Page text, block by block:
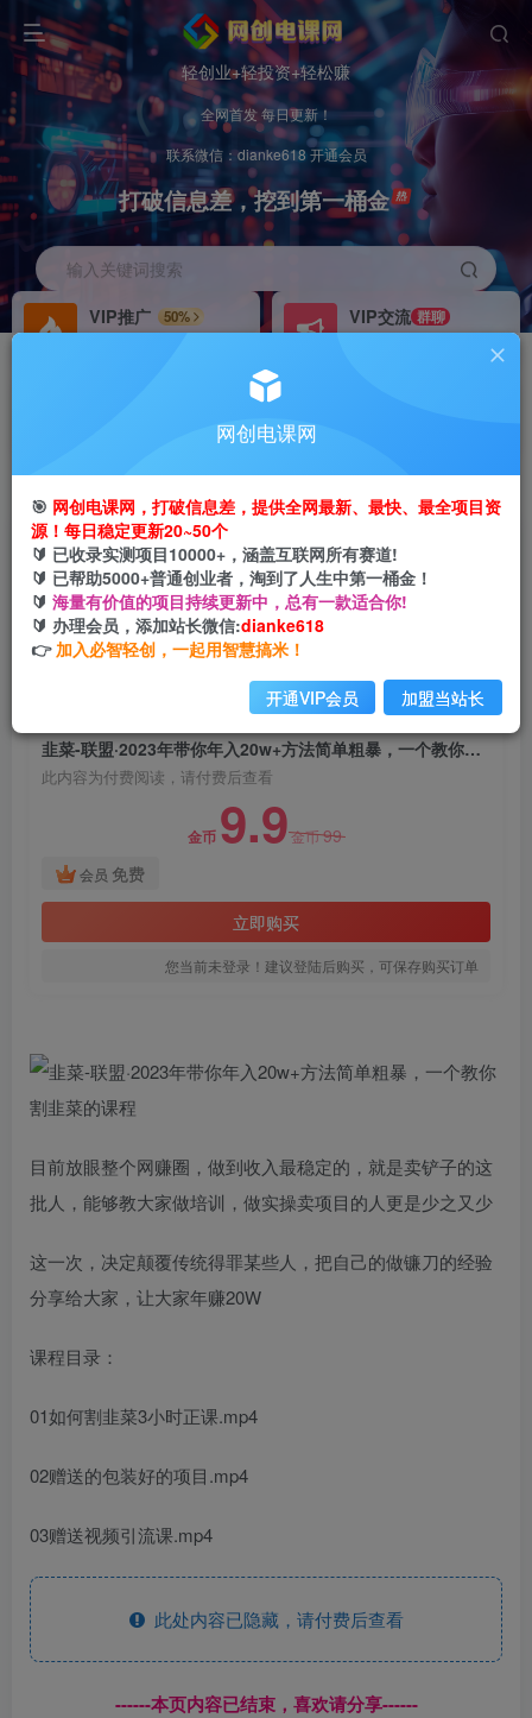
轻创业+轻投资+轻松赚
全网首发 每日更新！
联系微信：dianke618 开通会员
打破信息差，挖到第一桶金
输入关键词搜索
VIP推广
50%
VIP交流 群聊
研究探讨更多创业项目路子。
搭建同款网站，自己当老板
韭菜-联盟·2023年带你年入20w+方法简单粗暴，
一个教你割韭菜的课程
网创电课网
2年前发布
1167 166
韭菜-联盟·2023年带你年入20w+方法简单粗暴，一个教你割韭菜的课程
此内容为付费阅读，请付费后查看
金币 9.9金币99
会员 免费
立即购买
您当前未登录！建议登陆后购买，可保存购买订单
目前放眼整个网赚圈，做到收入最稳定的，就是卖铲子的这
批人，能够教大家做培训，做实操卖项目的人更是少之又少
这一次，决定颠覆传统得罪某些人，把自己的做镰刀的经验
分享给大家，让大家年赚20W
课程目录：
01如何割韭菜3小时正课.mp4
02赠送的包装好的项目.mp4
03赠送视频引流课.mp4
此处内容已隐藏，请付费后查看
------本页内容已结束，喜欢请分享------
网创电课网
🎯 网创电课网，打破信息差，提供全网最新、最快、最全项目资
源！每日稳定更新20~50个
🔰 已收录实测项目10000+，涵盖互联网所有赛道!
🔰 已帮助5000+普通创业者，淘到了人生中第一桶金！
🔰 海量有价值的项目持续更新中，总有一款适合你!
🔰 办理会员，添加站长微信:dianke618
👉 加入必智轻创，一起用智慧搞米！
开通VIP会员 加盟当站长